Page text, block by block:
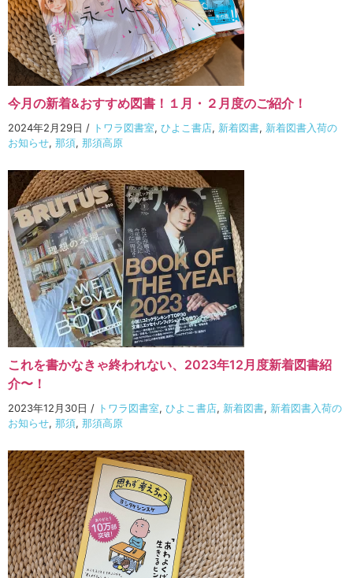
今月の新着&おすすめ図書！１月・２月度のご紹介！
2024年2月29日 / トワラ図書室, ひよこ書店, 新着図書, 新着図書入荷の
お知らせ, 那須, 那須高原
これを書かなきゃ終われない、2023年12月度新着図書紹
介〜！
2023年12月30日 / トワラ図書室, ひよこ書店, 新着図書, 新着図書入荷の
お知らせ, 那須, 那須高原